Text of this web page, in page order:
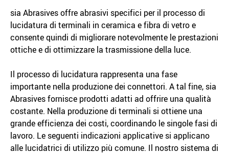
sia Abrasives offre abrasivi specifici per il processo di
lucidatura di terminali in ceramica e fibra di vetro e
consente quindi di migliorare notevolmente le prestazioni
ottiche e di ottimizzare la trasmissione della luce.
Il processo di lucidatura rappresenta una fase
importante nella produzione dei connettori. A tal fine, sia
Abrasives fornisce prodotti adatti ad offrire una qualità
costante. Nella produzione di terminali si ottiene una
grande efficienza dei costi, coordinando le singole fasi di
lavoro. Le seguenti indicazioni applicative si applicano
alle lucidatrici di utilizzo più comune. Il nostro sistema di